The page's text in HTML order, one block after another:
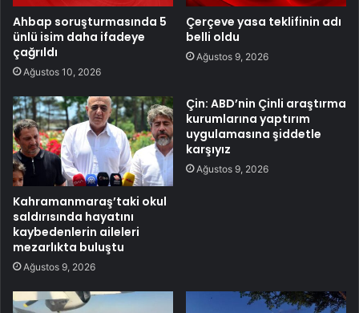
Ahbap soruşturmasında 5
ünlü isim daha ifadeye
çağrıldı
Ağustos 10, 2026
Çerçeve yasa teklifinin adı
belli oldu
Ağustos 9, 2026
Kahramanmaraş’taki okul
saldırısında hayatını
kaybedenlerin aileleri
mezarlıkta buluştu
Ağustos 9, 2026
Çin: ABD’nin Çinli araştırma
kurumlarına yaptırım
uygulamasına şiddetle
karşıyız
Ağustos 9, 2026